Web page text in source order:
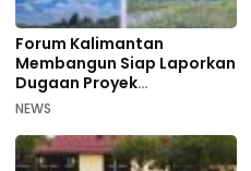
Forum Kalimantan
Membangun Siap Laporkan
Dugaan Proyek
Bermasalah PUPR Kalteng
NEWS